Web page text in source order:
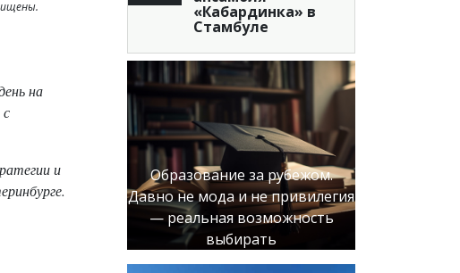
на
и
«Кабардинка» в
Стамбуле
Образование за рубежом.
Давно не мода и не привилегия
— реальная возможность
выбирать